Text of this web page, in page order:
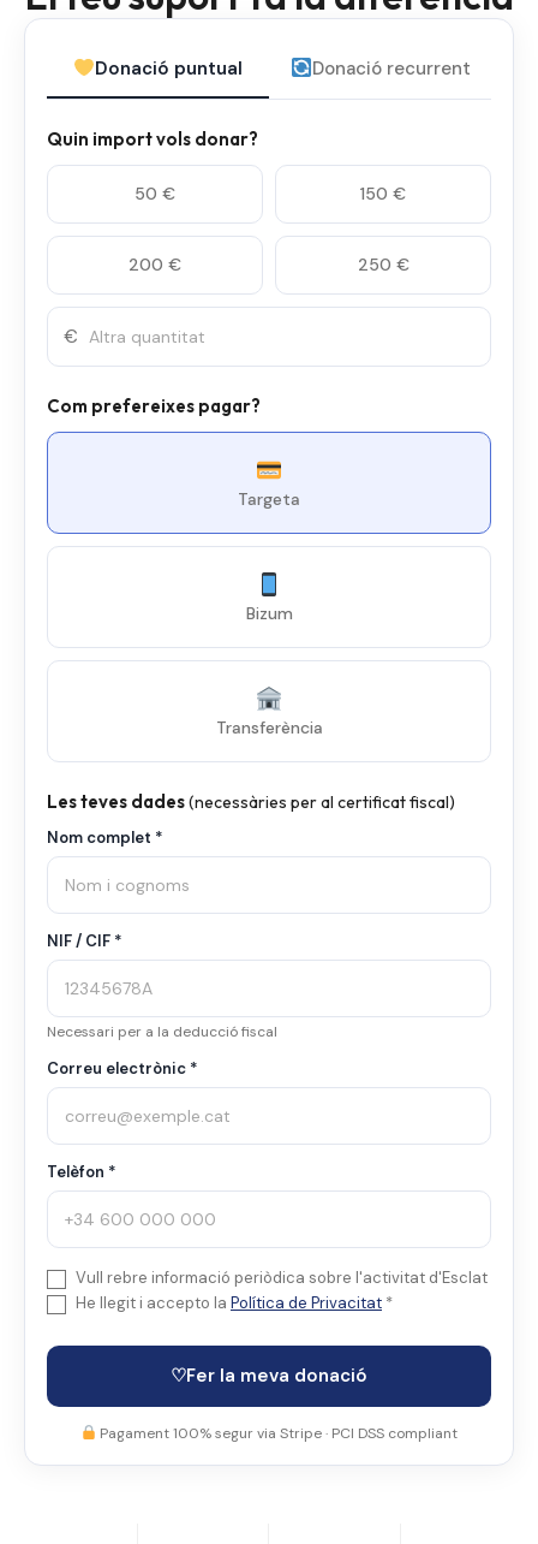
Donació puntual Donació recurrent
Quin import vols donar?
50 € 150 €
200 € 250 €
€
Com prefereixes pagar?
Targeta
Bizum
Transferència
Les teves dades(necessàries per al certificat fiscal)
Nom complet *
NIF / CIF *
Necessari per a la deducció fiscal
Correu electrònic *
Telèfon *
Vull rebre informació periòdica sobre l'activitat d'Esclat
He llegit i accepto la Política de Privacitat *
♡Fer la meva donació
Pagament 100% segur via Stripe · PCI DSS compliant